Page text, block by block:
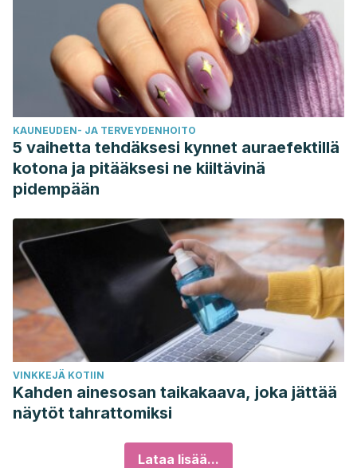
KAUNEUDEN- JA TERVEYDENHOITO
5 vaihetta tehdäksesi kynnet auraefektillä
kotona ja pitääksesi ne kiiltävinä
pidempään
VINKKEJÄ KOTIIN
Kahden ainesosan taikakaava, joka jättää
näytöt tahrattomiksi
Lataa lisää...